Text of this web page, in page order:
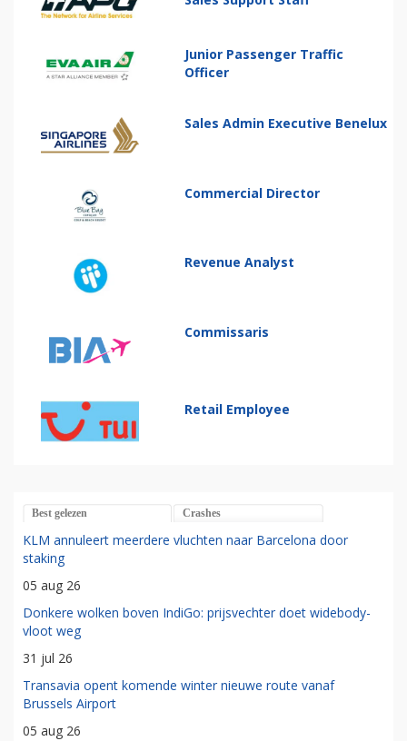
Junior Passenger Traffic
Officer
Sales Admin Executive Benelux
Commercial Director
Revenue Analyst
Commissaris
Retail Employee
Best gelezen Crashes
KLM annuleert meerdere vluchten naar Barcelona door
staking
05 aug 26
Donkere wolken boven IndiGo: prijsvechter doet widebody-
vloot weg
31 jul 26
Transavia opent komende winter nieuwe route vanaf
Brussels Airport
05 aug 26